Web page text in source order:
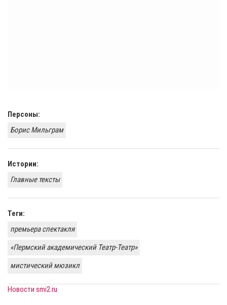
Персоны:
Борис Мильграм
Истории:
Главные тексты
Теги:
премьера спектакля
«Пермский академический Театр-Театр»
мистический мюзикл
Новости smi2.ru